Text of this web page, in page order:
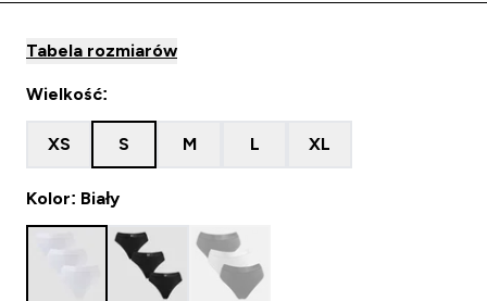
Tabela rozmiarów
Wielkość:
XS S M L XL
Kolor: Biały